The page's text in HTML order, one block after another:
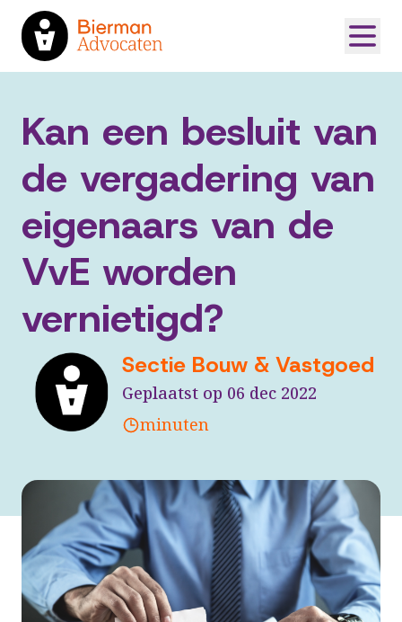
Kan een besluit van
de vergadering van
eigenaars van de
VvE worden
vernietigd?
Sectie Bouw & Vastgoed
Geplaatst op 06 dec 2022
minuten